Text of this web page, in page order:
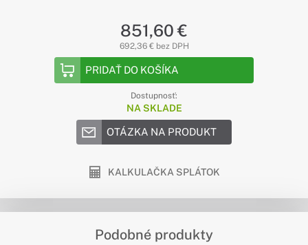
851,60 €
692,36 € bez DPH
PRIDAŤ DO KOŠÍKA
Dostupnosť:
NA SKLADE
OTÁZKA NA PRODUKT
KALKULAČKA SPLÁTOK
Podobné produkty